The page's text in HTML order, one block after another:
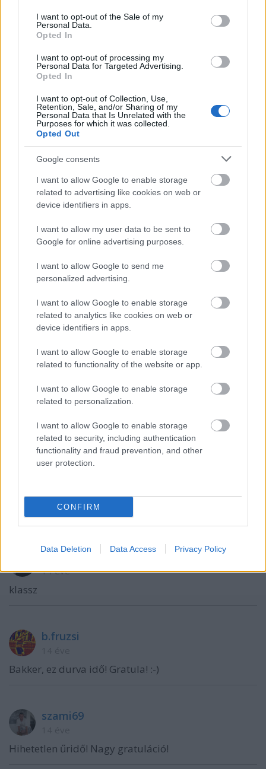
consent section.
I want to opt-out of the Sale of my
Personal Data.
Opted In
I want to opt-out of processing my
Personal Data for Targeted Advertising.
Opted In
I want to opt-out of Collection, Use,
Retention, Sale, and/or Sharing of my
Personal Data that Is Unrelated with the
Purposes for which it was collected.
Opted Out
Google consents
I want to allow Google to enable storage
related to advertising like cookies on web or
device identifiers in apps.
I want to allow my user data to be sent to
Google for online advertising purposes.
I want to allow Google to send me
personalized advertising.
I want to allow Google to enable storage
related to analytics like cookies on web or
device identifiers in apps.
I want to allow Google to enable storage
related to functionality of the website or app.
I want to allow Google to enable storage
related to personalization.
I want to allow Google to enable storage
related to security, including authentication
functionality and fraud prevention, and other
user protection.
CONFIRM
Data Deletion Data Access Privacy Policy
Old Lake Man középtáv 2020.
Ironman, Nagyatád 2019
Ironman, Nagyatád 2018
BSZM 2018
gyorsabbra?
Szólj hozzá!
A hozzászóláshoz be kell lépned!
szasza75
14 éve
klassz
b.fruzsi
Bakker, ez durva idő! Gratula! :-)
szami69
Hihetetlen űridő! Nagy gratuláció!